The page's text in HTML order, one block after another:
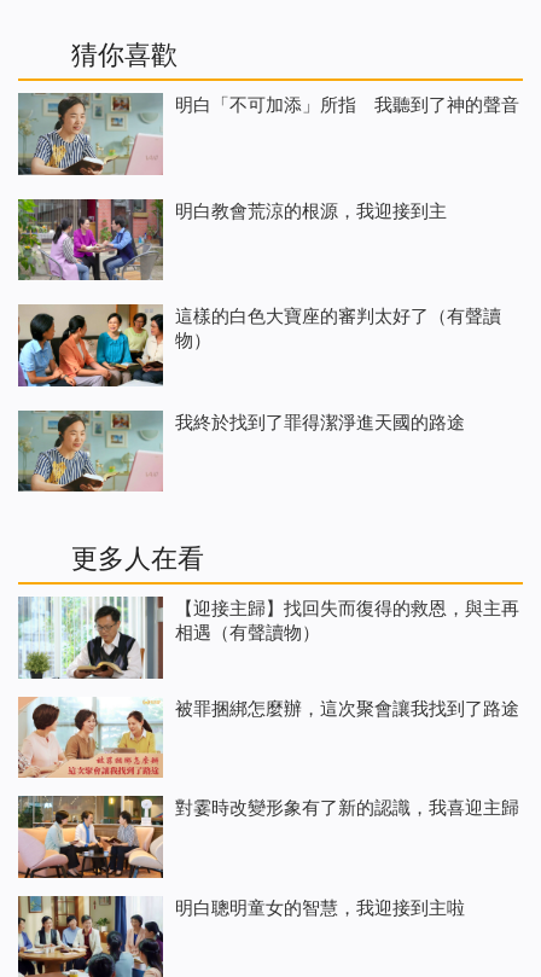
猜你喜歡
明白「不可加添」所指 我聽到了神的聲音
明白教會荒涼的根源，我迎接到主
這樣的白色大寶座的審判太好了（有聲讀
物）
我終於找到了罪得潔淨進天國的路途
更多人在看
【迎接主歸】找回失而復得的救恩，與主再
相遇（有聲讀物）
被罪捆綁怎麼辦，這次聚會讓我找到了路途
對霎時改變形象有了新的認識，我喜迎主歸
明白聰明童女的智慧，我迎接到主啦